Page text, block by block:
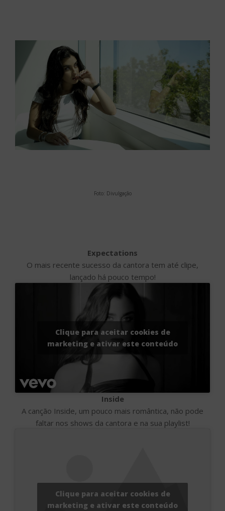
Foto: Divulgação
Expectations
O mais recente sucesso da cantora tem até clipe,
lançado há pouco tempo!
Clique para aceitar cookies de
marketing e ativar este conteúdo
Inside
A canção Inside, um pouco mais romântica, não pode
faltar nos shows da cantora e na sua playlist!
Clique para aceitar cookies de
marketing e ativar este conteúdo